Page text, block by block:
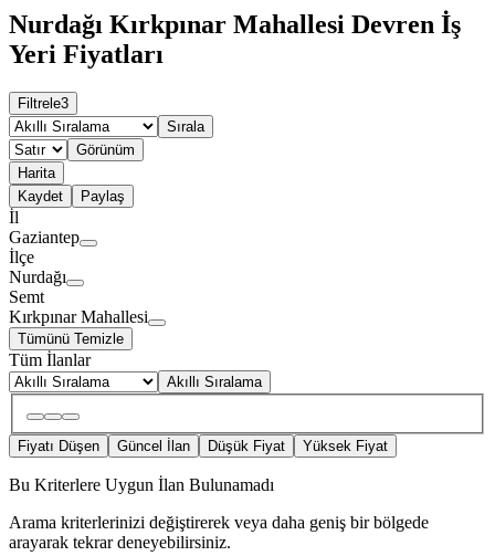
Nurdağı Kırkpınar Mahallesi Devren İş
Yeri Fiyatları
Filtrele3
Sırala
Görünüm
Harita
Kaydet
Paylaş
İl
Gaziantep
İlçe
Nurdağı
Semt
Kırkpınar Mahallesi
Tümünü Temizle
Tüm İlanlar
Akıllı Sıralama
Fiyatı Düşen Güncel İlan Düşük Fiyat Yüksek Fiyat
Bu Kriterlere Uygun İlan Bulunamadı
Arama kriterlerinizi değiştirerek veya daha geniş bir bölgede
arayarak tekrar deneyebilirsiniz.